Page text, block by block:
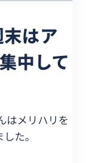
はア
中して
はメリハリを
た。